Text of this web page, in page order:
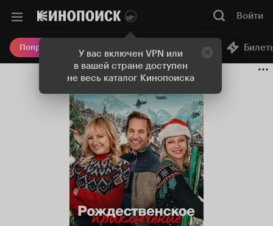
У вас включен VPN или
в вашей стране доступен
не весь каталог Кинопоиска
Войти
Попробовать Плюс Онлайн-кинотеатр